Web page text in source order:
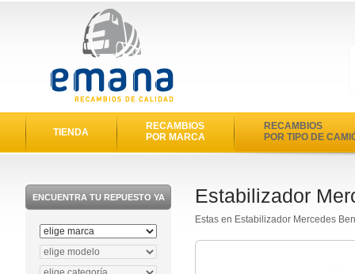
TIENDA
RECAMBIOS
POR MARCA
RECAMBIOS
POR TIPO DE
ENCUENTRA TU REPUESTO YA Estabilizador
Estas en Estabilizador Mercedes